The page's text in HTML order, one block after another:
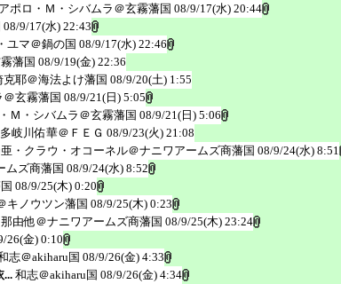
アポロ・Ｍ・シバムラ＠玄霧藩国 08/9/17(水) 20:44
08/9/17(水) 22:43
ユマ＠鍋の国 08/9/17(水) 22:46
藩国 08/9/19(金) 22:36
克耶＠海法よけ藩国 08/9/20(土) 1:55
玄霧藩国 08/9/21(日) 5:05
Ｍ・シバムラ＠玄霧藩国 08/9/21(日) 5:06
多岐川佑華＠ＦＥＧ 08/9/23(火) 21:08
亜・クラウ・オコーネル＠ナニワアームズ商藩国 08/9/24(水) 8:51
ムズ商藩国 08/9/24(水) 8:52
08/9/25(木) 0:20
キノウツン藩国 08/9/25(木) 0:23
由他＠ナニワアームズ商藩国 08/9/25(木) 23:24
26(金) 0:10
志＠akiharu国 08/9/26(金) 4:33
... 和志＠akiharu国 08/9/26(金) 4:34